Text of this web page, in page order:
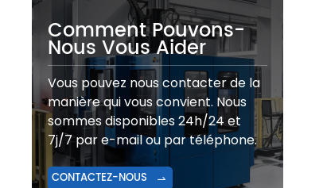
Comment Pouvons-
Nous Vous Aider
Vous pouvez nous contacter de la
manière qui vous convient. Nous
sommes disponibles 24h/24 et
7j/7 par e-mail ou par téléphone.
CONTACTEZ-NOUS